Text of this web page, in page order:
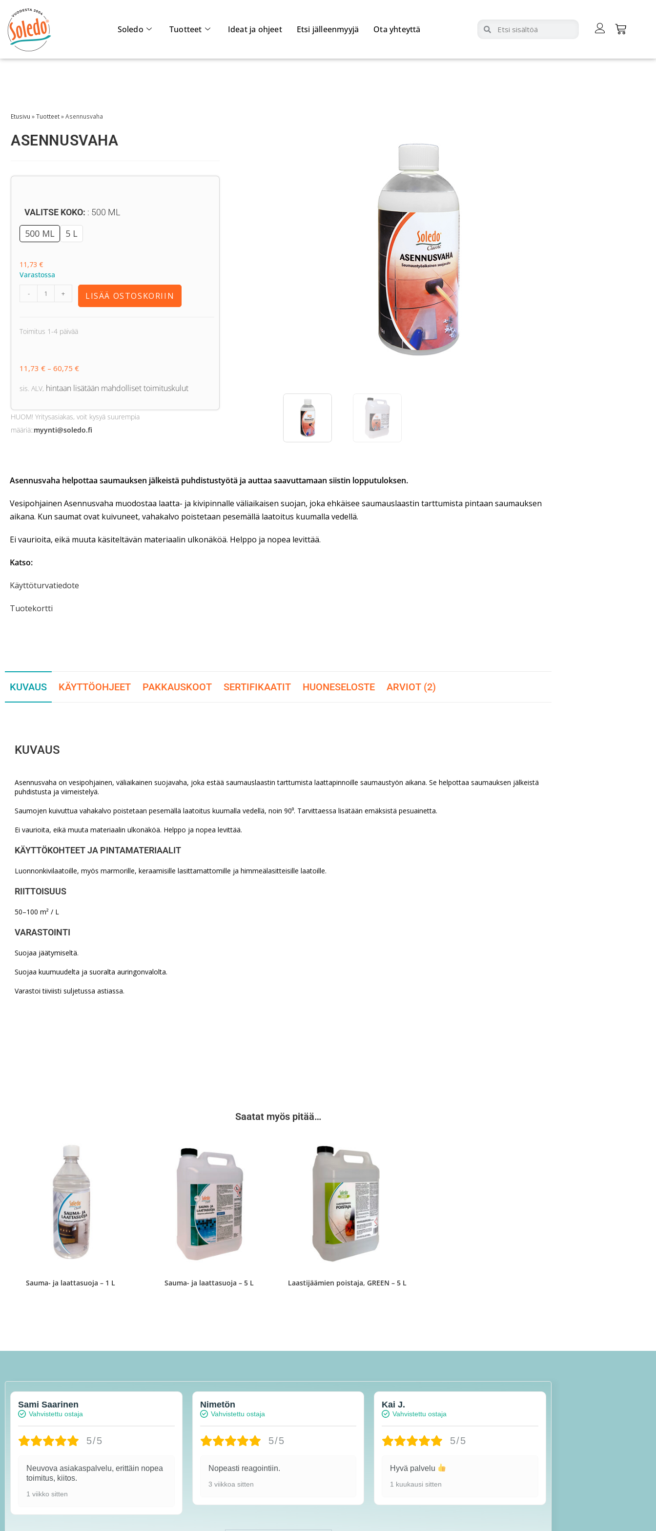
Soledo Tuotteet Ideat ja ohjeet Etsi jälleenmyyjä Ota yhteyttä
Etusivu »Tuotteet»Asennusvaha
ASENNUSVAHA
VALITSE KOKO: 500 ML
500 ML 5 L
11,73 €
Varastossa
- + LISÄÄ OSTOSKORIIN
Toimitus 1-4 päivää
11,73 € – 60,75 €
sis. ALV, hintaan lisätään mahdolliset toimituskulut
HUOM! Yritysasiakas, voit kysyä suurempia
määriä::myynti@soledo.fi
Asennusvaha helpottaa saumauksen jälkeistä puhdistustyötä ja auttaa saavuttamaan siistin lopputuloksen.
Vesipohjainen Asennusvaha muodostaa laatta- ja kivipinnalle väliaikaisen suojan, joka ehkäisee saumauslaastin tarttumista pintaan saumauksen
aikana. Kun saumat ovat kuivuneet, vahakalvo poistetaan pesemällä laatoitus kuumalla vedellä.
Ei vaurioita, eikä muuta käsiteltävän materiaalin ulkonäköä. Helppo ja nopea levittää.
Katso:
Käyttöturvatiedote
Tuotekortti
KUVAUS KÄYTTÖOHJEET PAKKAUSKOOT SERTIFIKAATIT HUONESELOSTE ARVIOT (2)
KUVAUS
Asennusvaha on vesipohjainen, väliaikainen suojavaha, joka estää saumauslaastin tarttumista laattapinnoille saumaustyön aikana. Se helpottaa saumauksen jälkeistä
puhdistusta ja viimeistelyä.
Saumojen kuivuttua vahakalvo poistetaan pesemällä laatoitus kuumalla vedellä, noin 90⁰. Tarvittaessa lisätään emäksistä pesuainetta.
Ei vaurioita, eikä muuta materiaalin ulkonäköä. Helppo ja nopea levittää.
KÄYTTÖKOHTEET JA PINTAMATERIAALIT
Luonnonkivilaatoille, myös marmorille, keraamisille lasittamattomille ja himmeälasitteisille laatoille.
RIITTOISUUS
50–100 m² / L
VARASTOINTI
Suojaa jäätymiseltä.
Suojaa kuumuudelta ja suoralta auringonvalolta.
Varastoi tiiviisti suljetussa astiassa.
Saatat myös pitää…
Sauma- ja laattasuoja – 1 L Sauma- ja laattasuoja – 5 L Laastijäämien poistaja, GREEN – 5 L
Sami Saarinen
Vahvistettu ostaja
5/5
Neuvova asiakaspalvelu, erittäin nopea
toimitus, kiitos.
1 viikko sitten
Nimetön
Vahvistettu ostaja
5/5
Nopeasti reagointiin.
3 viikkoa sitten
Kai J.
Vahvistettu ostaja
5/5
Hyvä palvelu
1 kuukausi sitten